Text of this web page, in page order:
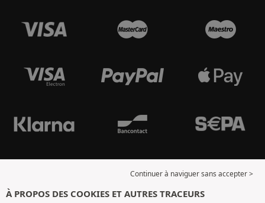
Continuer à naviguer sans accepter >
À PROPOS DES COOKIES ET AUTRES TRACEURS